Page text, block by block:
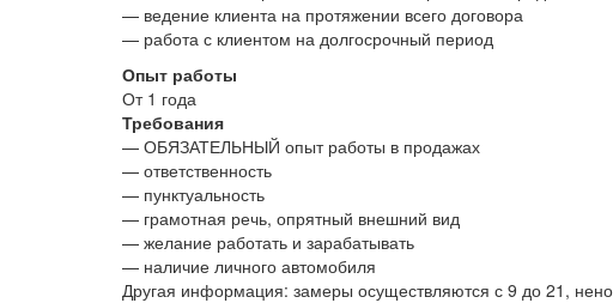
— ведение клиента на протяжении всего договора
— работа с клиентом на долгосрочный период
Опыт работы
От 1 года
Требования
— ОБЯЗАТЕЛЬНЫЙ опыт работы в продажах
— ответственность
— пунктуальность
— грамотная речь, опрятный внешний вид
— желание работать и зарабатывать
— наличие личного автомобиля
Другая информация: замеры осуществляются с 9 до 21,